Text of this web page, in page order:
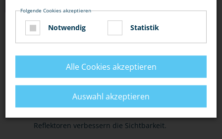
FUSSGÄNGER
Plane genügend Zeit für deinen Fußweg /
Schulweg ein.
Trage gut sichtbare (helle) Kleidung,
Reflektoren verbessern die Sichtbarkeit.
Folgende Cookies akzeptieren
Notwendig Statistik
Alle Cookies akzeptieren
Auswahl akzeptieren